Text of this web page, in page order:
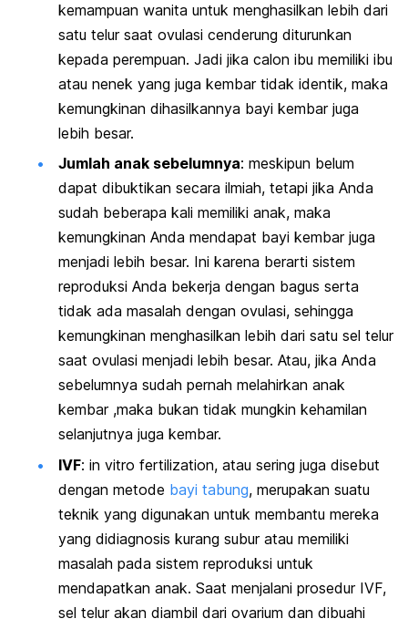
kemampuan wanita untuk menghasilkan lebih dari
satu telur saat ovulasi cenderung diturunkan
kepada perempuan. Jadi jika calon ibu memiliki ibu
atau nenek yang juga kembar tidak identik, maka
kemungkinan dihasilkannya bayi kembar juga
lebih besar.
Jumlah anak sebelumnya: meskipun belum
dapat dibuktikan secara ilmiah, tetapi jika Anda
sudah beberapa kali memiliki anak, maka
kemungkinan Anda mendapat bayi kembar juga
menjadi lebih besar. Ini karena berarti sistem
reproduksi Anda bekerja dengan bagus serta
tidak ada masalah dengan ovulasi, sehingga
kemungkinan menghasilkan lebih dari satu sel telur
saat ovulasi menjadi lebih besar. Atau, jika Anda
sebelumnya sudah pernah melahirkan anak
kembar ,maka bukan tidak mungkin kehamilan
selanjutnya juga kembar.
IVF: in vitro fertilization, atau sering juga disebut
dengan metode bayi tabung, merupakan suatu
teknik yang digunakan untuk membantu mereka
yang didiagnosis kurang subur atau memiliki
masalah pada sistem reproduksi untuk
mendapatkan anak. Saat menjalani prosedur IVF,
sel telur akan diambil dari ovarium dan dibuahi